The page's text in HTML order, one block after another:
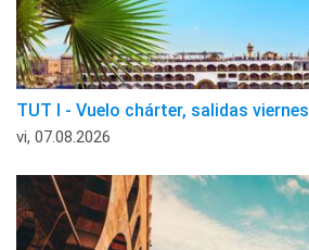
TUT I - Vuelo chárter, salidas viernes
vi, 07.08.2026